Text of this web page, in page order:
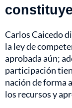
Carlos Caicedo
la ley de
aprobada aún;
participación
nación de forma
los recursos y